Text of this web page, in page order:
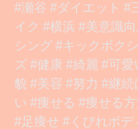
#瀬谷 #ダイエット #
イク #横浜 #美意識向
シング #キックボク
ズ #健康 #綺麗 #可愛
貌 #美容 #努力 #継続
い #痩せる #痩せる方
#足痩せ #くびれボデ